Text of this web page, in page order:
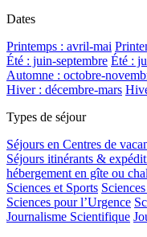
Dates
Printemps : avril-mai
Été : juin-septembre Été :
Automne : octobre-
Hiver : décembre-mars
Types de séjour
Séjours en Centres de
Séjours itinérants &
hébergement en gîte ou
Sciences et Sports
Sciences pour l’Urgence
Journalisme Scientifique